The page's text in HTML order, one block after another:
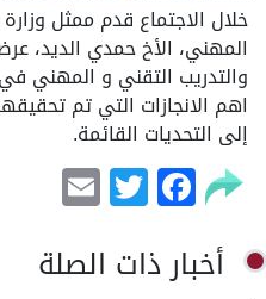
خلال الاجتماع قدم ممثل وزارة
المهني، الأخ حمدي الديد،
والتدريب التقني و المهني
اهم الانجازات التي تم
إلى التحديات القائمة.
Facebook
Twitter
أخبار ذات الصلة